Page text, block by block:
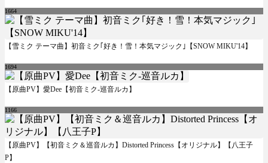
1664
【雪ミク テーマ曲】初音ミク｢好き！雪！本気マジック｣【SNOW MIKU'14】
1694
【原曲PV】愛Dee【初音ミク-巡音ルカ】
1166
【原曲PV】【初音ミク＆巡音ルカ】Distorted Princess【オリジナル】【八王子
P】